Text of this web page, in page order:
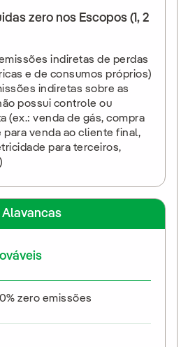
zero nos Escopos (1, 2
indiretas de perdas
e de consumos próprios)
indiretas sobre as
possui controle ou
(ex.: venda de gás, compra
venda ao cliente final,
para terceiros,
Alavancas
zero emissões